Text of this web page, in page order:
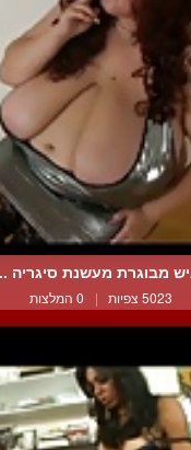
מבוגרת מעשנת סיגריה
5023 צפיות | 0 המלצות